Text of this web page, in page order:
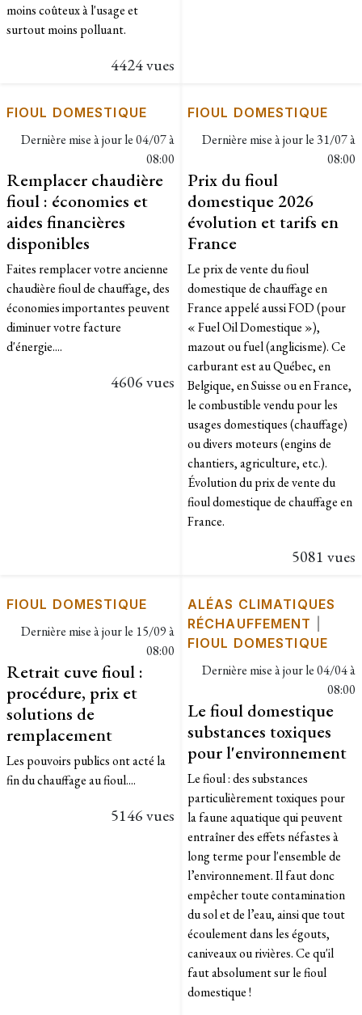
moins coûteux à l'usage et
surtout moins polluant.
4424 vues
FIOUL DOMESTIQUE
Dernière mise à jour le04/07 à
08:00
Remplacer chaudière
fioul : économies et
aides financières
disponibles
Faites remplacer votre ancienne
chaudière fioul de chauffage, des
économies importantes peuvent
diminuer votre facture
d'énergie....
4606 vues
FIOUL DOMESTIQUE
Dernière mise à jour le 31/07 à
08:00
Prix du fioul
domestique 2026
évolution et tarifs en
France
Le prix de vente du fioul
domestique de chauffage en
France appelé aussi FOD (pour
« Fuel Oil Domestique »),
mazout ou fuel (anglicisme). Ce
carburant est au Québec, en
Belgique, en Suisse ou en France,
le combustible vendu pour les
usages domestiques (chauffage)
ou divers moteurs (engins de
chantiers, agriculture, etc.).
Évolution du prix de vente du
fioul domestique de chauffage en
France.
5081 vues
FIOUL DOMESTIQUE
Dernière mise à jour le 15/09 à
08:00
Retrait cuve fioul :
procédure, prix et
solutions de
remplacement
Les pouvoirs publics ont acté la
fin du chauffage au fioul....
5146 vues
ALÉAS CLIMATIQUES
RÉCHAUFFEMENT
FIOUL DOMESTIQUE
Dernière mise à jour le04/04 à
08:00
Le fioul domestique
substances toxiques
pour l'environnement
Le fioul : des substances
particulièrement toxiques pour
la faune aquatique qui peuvent
entraîner des effets néfastes à
long terme pour l'ensemble de
l’environnement. Il faut donc
empêcher toute contamination
du sol et de l’eau, ainsi que tout
écoulement dans les égouts,
caniveaux ou rivières. Ce qu'il
faut absolument sur le fioul
domestique !